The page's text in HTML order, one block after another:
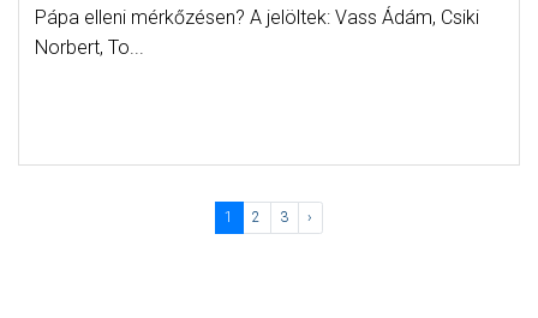
Pápa elleni mérkőzésen? A jelöltek: Vass Ádám, Csiki
Norbert, To...
1 2 3 ›